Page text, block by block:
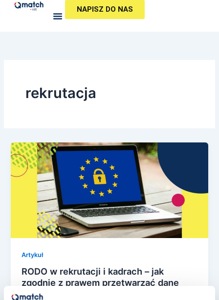
Przejdź
NAPISZ DO NAS
rekrutacja
Artykuł
RODO w rekrutacji i kadrach – jak
zgodnie z prawem przetwarzać dane
kandydatów i pracowników?